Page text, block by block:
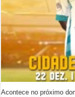
Acontece no próximo